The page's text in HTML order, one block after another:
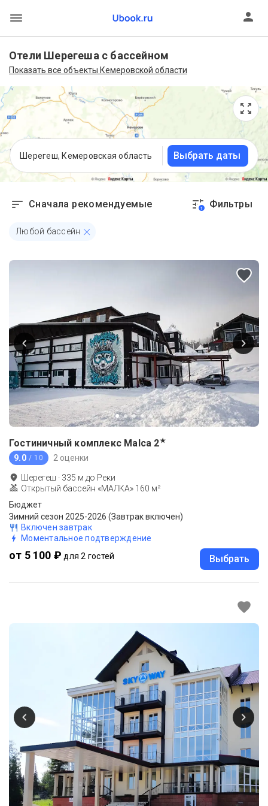
Отели Шерегеша с бассейном
Показать все объекты Кемеровской области
Шерегеш, Кемеровская область Выбрать даты
Сначала рекомендуемые 1 Фильтры
Любой бассейн
Гостиничный комплекс Malca 2★
9.0 / 10 2 оценки
Шерегеш · 335 м до Реки
Открытый бассейн «МАЛКА» 160 м²
Бюджет
Зимний сезон 2025-2026 (Завтрак включен)
Включен завтрак
Моментальное подтверждение
от 5 100 ₽ для 2 гостей Выбрать